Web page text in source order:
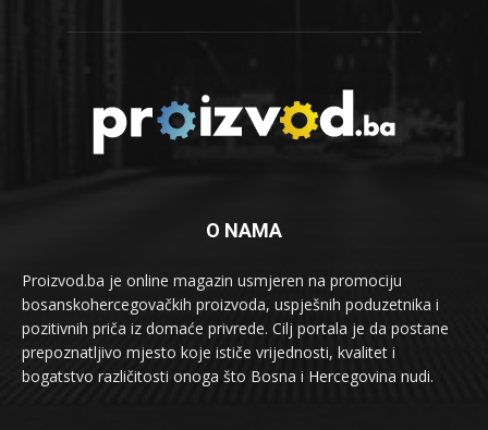
O NAMA
Proizvod.ba je online magazin usmjeren na promociju
bosanskohercegovačkih proizvoda, uspješnih poduzetnika i
pozitivnih priča iz domaće privrede. Cilj portala je da postane
prepoznatljivo mjesto koje ističe vrijednosti, kvalitet i
bogatstvo različitosti onoga što Bosna i Hercegovina nudi.